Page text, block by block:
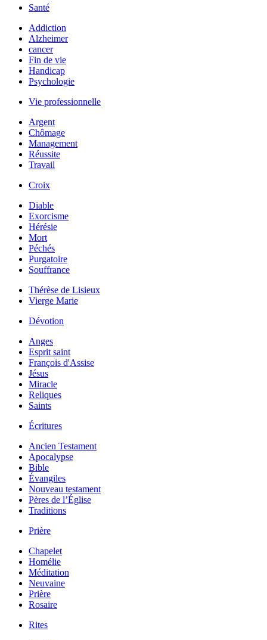
Santé
Addiction
Alzheimer
cancer
Fin de vie
Handicap
Psychologie
Vie professionnelle
Argent
Chômage
Management
Réussite
Travail
Croix
Diable
Exorcisme
Hérésie
Mort
Péchés
Purgatoire
Souffrance
Thérèse de Lisieux
Vierge Marie
Dévotion
Anges
Esprit saint
François d'Assise
Jésus
Miracle
Reliques
Saints
Écritures
Ancien Testament
Apocalypse
Bible
Évangiles
Nouveau testament
Pères de l’Église
Traditions
Prière
Chapelet
Homélie
Méditation
Neuvaine
Prière
Rosaire
Rites